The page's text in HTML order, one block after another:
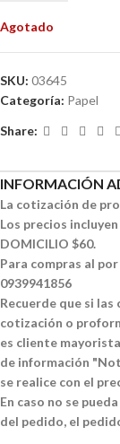
Agotado
SKU: 03645
Categoría: Papel
Share:
INFORMACIÓN
La cotización de
Los precios incluyen
DOMICILIO $60.
Para compras al
0939941856
Recuerde que si
cotización o
es cliente
de información
se realice con el
En caso no se
del pedido, el